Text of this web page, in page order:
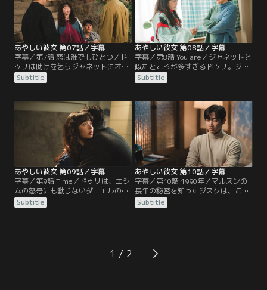
あやしい彼女 第07話／字幕
字幕／第7話 恋は誰でもひとつ／ド
ゥリは助けを乞うジャネットにオ・
マルスンの生活を託し、デビューの
準備に専念する。 そんなドゥリの姿
の姿を思い出すが...。
Subtitle
あやしい彼女 第08話／字幕
字幕／第8話 You are／ジャネットと
似たところが多すぎるドゥリ。ジス
クは次第に2人を疑うようになる。
一方、ジスクの後を追って病院を訪
在を知る。
Subtitle
あやしい彼女 第09話／字幕
字幕／第9話 Time／ドゥリは、エシ
ムの怒号にも動じないダニエルの姿
にドキドキする。ある日、ドゥリは
ジスクを会社に呼び、ハナも加わ
Subtitle
あやしい彼女 第10話／字幕
字幕／第10話 1990年／マルスンの
長年の秘密を知ったジスクは、これ
まで誤解していたことに気づく。一
方、ドゥリを追い出す方法を考えて
Subtitle
1